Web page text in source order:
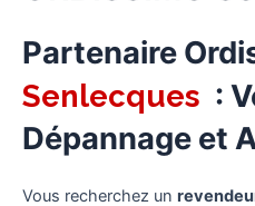
Partenaire
Senlecques :
Dépannage et
Vous recherchez un